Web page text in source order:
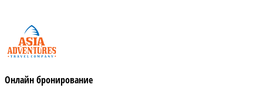
Онлайн бронирование